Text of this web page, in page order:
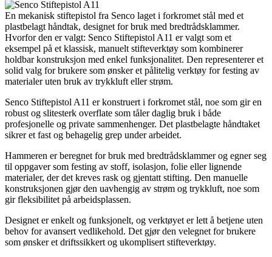
En mekanisk stiftepistol fra Senco laget i forkromet stål med et
plastbelagt håndtak, designet for bruk med bredtrådsklammer.
Hvorfor den er valgt: Senco Stiftepistol A11 er valgt som et
eksempel på et klassisk, manuelt stifteverktøy som kombinerer
holdbar konstruksjon med enkel funksjonalitet. Den representerer et
solid valg for brukere som ønsker et pålitelig verktøy for festing av
materialer uten bruk av trykkluft eller strøm.
Senco Stiftepistol A11 er konstruert i forkromet stål, noe som gir en
robust og slitesterk overflate som tåler daglig bruk i både
profesjonelle og private sammenhenger. Det plastbelagte håndtaket
sikrer et fast og behagelig grep under arbeidet.
Hammeren er beregnet for bruk med bredtrådsklammer og egner seg
til oppgaver som festing av stoff, isolasjon, folie eller lignende
materialer, der det kreves rask og gjentatt stifting. Den manuelle
konstruksjonen gjør den uavhengig av strøm og trykkluft, noe som
gir fleksibilitet på arbeidsplassen.
Designet er enkelt og funksjonelt, og verktøyet er lett å betjene uten
behov for avansert vedlikehold. Det gjør den velegnet for brukere
som ønsker et driftssikkert og ukomplisert stifteverktøy.